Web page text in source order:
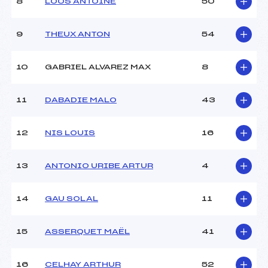
Ouvreurs D :
Météo :
Nombre de portes :
46
Traceur :
ANANOS (PE)
DELLUS (PE)
BOBO (PE)
Ouvreurs C :
Ouvreurs E :
Pénalité appliquée : 221.0800
8 LOOS ANTOINE 50
9 THEUX ANTON 54
10 GABRIEL ALVAREZ MAX 8
11 DABADIE MALO 43
12 NIS LOUIS 16
13 ANTONIO URIBE ARTUR 4
14 GAU SOLAL 11
15 ASSERQUET MAËL 41
16 CELHAY ARTHUR 52